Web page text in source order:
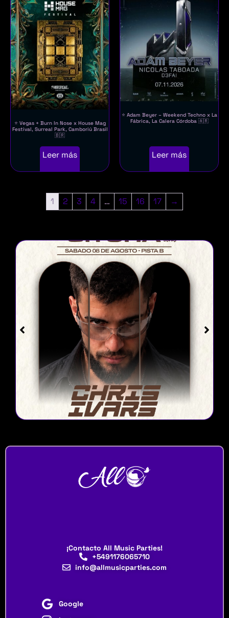
⭐ Vegas + Burn In Nose x House Mag
Festival, Surreal Park, Camboriú Brasil
🇧🇷
Leer más
⭐ Adam Beyer – Weekend Techno x La
Fábrica, La Calera Córdoba 🇦🇷
Leer más
1 2 3 4 … 15 16 17 →
¡Contacto All Music Parties!
+5491176065710
info@allmusicparties.com
Google